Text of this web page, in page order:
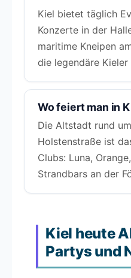
Kiel bietet täglich
Konzerte in der
maritime Kneipen
die legendäre Kieler
Wo feiert man in
Die Altstadt rund
Holstenstraße ist
Clubs: Luna,
Strandbars an der
Kiel heute
Partys und